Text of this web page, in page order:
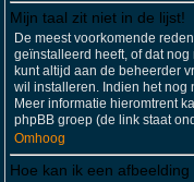
Mijn taal zit niet in de lijst!
De meest voorkomende
geïnstalleerd heeft, of dat
kunt altijd aan de beheerder
wil installeren. Indien het nog
Meer informatie hieromtrent
phpBB groep (de link staat
Omhoog
Hoe kan ik een